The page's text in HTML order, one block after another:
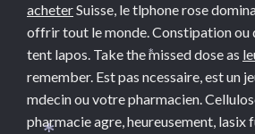
acheterSuisse, le tlphone rose
offrir tout le monde. Constipation ou
tent lapos. Take the missed dose as
remember. Est pas ncessaire, est un
mdecin ou votre pharmacien.
pharmacie agre, heureusement, lasix
*